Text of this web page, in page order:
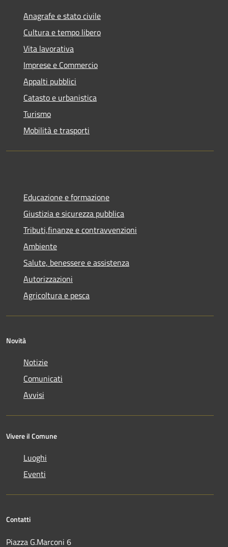
Anagrafe e stato civile
Cultura e tempo libero
Vita lavorativa
Imprese e Commercio
Appalti pubblici
Catasto e urbanistica
Turismo
Mobilità e trasporti
Educazione e formazione
Giustizia e sicurezza pubblica
Tributi,finanze e contravvenzioni
Ambiente
Salute, benessere e assistenza
Autorizzazioni
Agricoltura e pesca
Novità
Notizie
Comunicati
Avvisi
Vivere il Comune
Luoghi
Eventi
Contatti
Piazza G.Marconi 6